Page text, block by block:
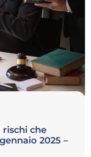
rischi che
2025 –